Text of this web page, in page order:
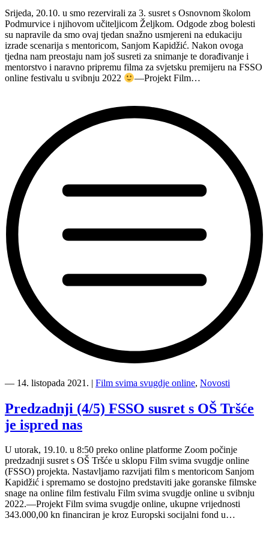
San
Nicolo,
4.
školom
u
sklopu
projekta
Srijeda, 20.10. u smo rezervirali za 3. susret s Osnovnom školom
Podmurvice i njihovom učiteljicom Željkom. Odgode zbog bolesti
su napravile da smo ovaj tjedan snažno usmjereni na edukaciju
izrade scenarija s mentoricom, Sanjom Kapidžić. Nakon ovoga
tjedna nam preostaju nam još susreti za snimanje te dorađivanje i
mentorstvo i naravno pripremu filma za svjetsku premijeru na FSSO
online festivalu u svibnju 2022
—Projekt Film…
svima
online
ekipa
ponovno
stiže
u
OŠ
Podmurvice”
― 14. listopada 2021. | Film svima svugdje online, Novosti
Predzadnji (4/5) FSSO susret s OŠ Tršće
je ispred nas
U utorak, 19.10. u 8:50 preko online platforme Zoom počinje
predzadnji susret s OŠ Tršće u sklopu Film svima svugdje online
(FSSO) projekta. Nastavljamo razvijati film s mentoricom Sanjom
Kapidžić i spremamo se dostojno predstaviti jake goranske filmske
snage na online film festivalu Film svima svugdje online u svibnju
2022.—Projekt Film svima svugdje online, ukupne vrijednosti
343.000,00 kn financiran je kroz Europski socijalni fond u…